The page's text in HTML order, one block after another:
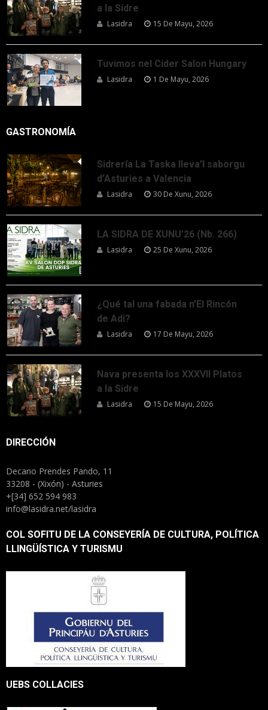
a la Sidre
Lasidra 15 De Mayu, 2026
Tuvimos nel Cider Salon Hungary
Lasidra 1 De Mayu, 2026
GASTRONOMÍA
Sidrería La Taska lleva’l saborgu
d’Asturies a Valencia
Lasidra 30 De Xunu, 2026
LA SIDRA DE XUNU’26 (Nb. 266)
Lasidra 25 De Xunu, 2026
¿Qué tal una fabada n’El Rincón
de Adi?
Lasidra 17 De Mayu, 2026
Nava presenta los XXXVII Platos
a la Sidre
Lasidra 15 De Mayu, 2026
DIRECCIÓN
Decano Prendes Pando, 11
33208 - (Xixón) - Asturies
+[34] 652 594 983
info@lasidra.net/lasidra
COL SOFITU DE LA CONSEYERÍA DE CULTURA, POLÍTICA
LLINGÜÍSTICA Y TURISMU
UEBS COLLACIES